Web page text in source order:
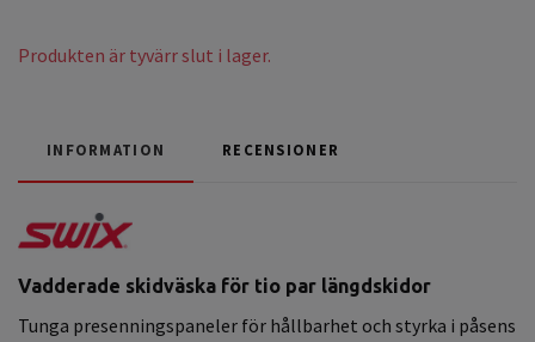
Produkten är tyvärr slut i lager.
INFORMATION RECENSIONER
Vadderade skidväska för tio par längdskidor
Tunga presenningspaneler för hållbarhet och styrka i påsens